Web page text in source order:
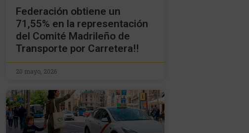
Federación obtiene un
71,55% en la representación
del Comité Madrileño de
Transporte por Carretera!!
20 mayo, 2026